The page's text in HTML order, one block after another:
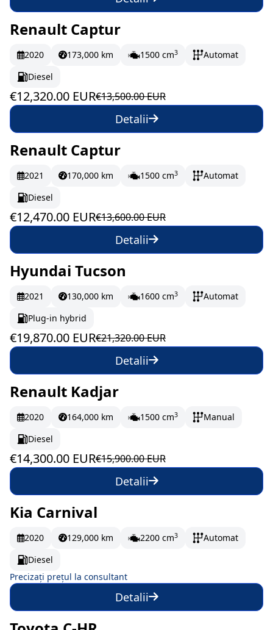
În stoc 205.33 EUR/lună
Renault Captur
2020 173,000 km 1500 cm3
Automat
Diesel
€12,320.00 EUR€13,500.00 EUR
Detalii
În stoc 207.83 EUR/lună
Renault Captur
2021 170,000 km 1500 cm3
Automat
Diesel
€12,470.00 EUR€13,600.00 EUR
Detalii
În stoc 331.17 EUR/lună
Hyundai Tucson
2021 130,000 km 1600 cm3
Automat
Plug-in hybrid
€19,870.00 EUR€21,320.00 EUR
Detalii
În stoc 238.33 EUR/lună
Renault Kadjar
2020 164,000 km 1500 cm3
Manual
Diesel
€14,300.00 EUR€15,900.00 EUR
Detalii
La comandă
Kia Carnival
2020 129,000 km 2200 cm3
Automat
Diesel
Precizați prețul la consultant
Detalii